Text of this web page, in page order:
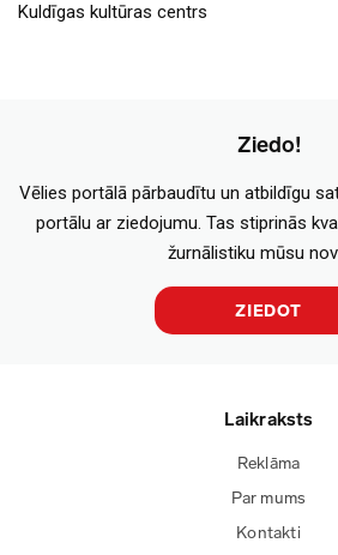
Kuldīgas kultūras centrs
Ziedo!
Vēlies portālā pārbaudītu un atbildīgu
portālu ar ziedojumu. Tas stiprinās
žurnālistiku mūsu
ZIEDOT
Laikraksts
Reklāma
Par mums
Kontakti